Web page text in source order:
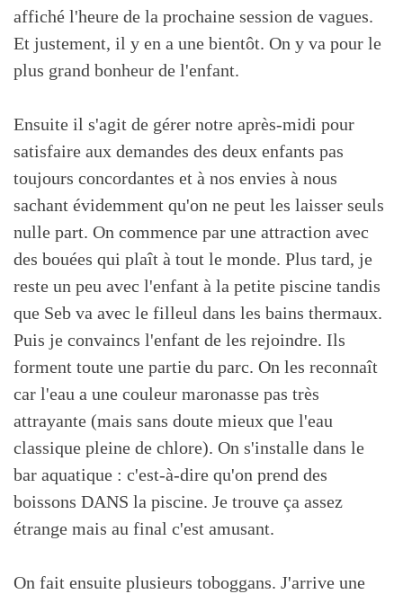
affiché l'heure de la prochaine session de vagues.
Et justement, il y en a une bientôt. On y va pour le
plus grand bonheur de l'enfant.
Ensuite il s'agit de gérer notre après-midi pour
satisfaire aux demandes des deux enfants pas
toujours concordantes et à nos envies à nous
sachant évidemment qu'on ne peut les laisser seuls
nulle part. On commence par une attraction avec
des bouées qui plaît à tout le monde. Plus tard, je
reste un peu avec l'enfant à la petite piscine tandis
que Seb va avec le filleul dans les bains thermaux.
Puis je convaincs l'enfant de les rejoindre. Ils
forment toute une partie du parc. On les reconnaît
car l'eau a une couleur maronasse pas très
attrayante (mais sans doute mieux que l'eau
classique pleine de chlore). On s'installe dans le
bar aquatique : c'est-à-dire qu'on prend des
boissons DANS la piscine. Je trouve ça assez
étrange mais au final c'est amusant.
On fait ensuite plusieurs toboggans. J'arrive une